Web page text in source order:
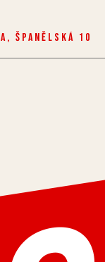
Španělská 10